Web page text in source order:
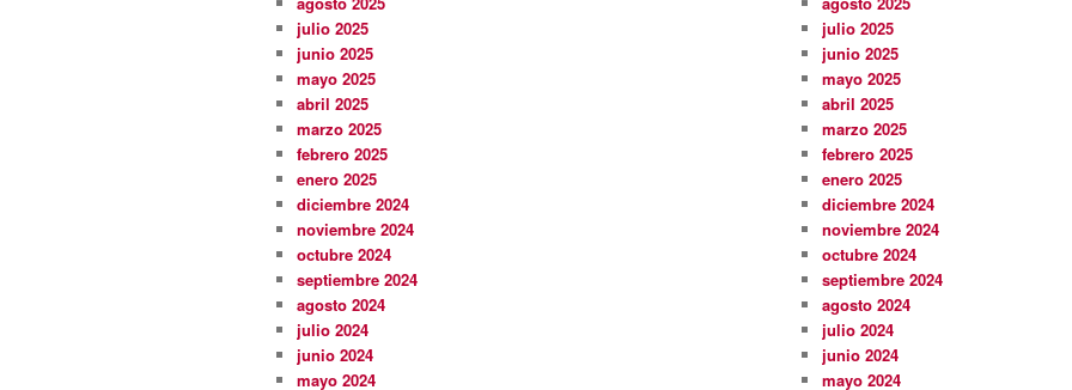
julio 2025
junio 2025
mayo 2025
abril 2025
marzo 2025
febrero 2025
enero 2025
diciembre 2024
noviembre 2024
octubre 2024
septiembre 2024
agosto 2024
julio 2024
junio 2024
mayo 2024
julio 2025
junio 2025
mayo 2025
abril 2025
marzo 2025
febrero 2025
enero 2025
diciembre 2024
noviembre 2024
octubre 2024
septiembre 2024
agosto 2024
julio 2024
junio 2024
mayo 2024